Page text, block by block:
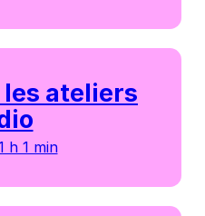
ateliers
h 1 min